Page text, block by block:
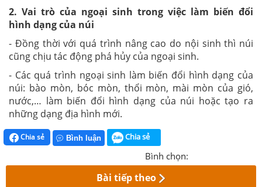
2. Vai trò của ngoại sinh trong việc làm biến đổi
hình dạng của núi
- Đồng thời với quá trình nâng cao do nội sinh thì núi
cũng chịu tác động phá hủy của ngoại sinh.
- Các quá trình ngoại sinh làm biến đổi hình dạng của
núi: bào mòn, bóc mòn, thổi mòn, mài mòn của gió,
nước,… làm biến đổi hình dạng của núi hoặc tạo ra
những dạng địa hình mới.
Chia sẻ Bình luận Chia sẻ
Bình chọn:
Bài tiếp theo